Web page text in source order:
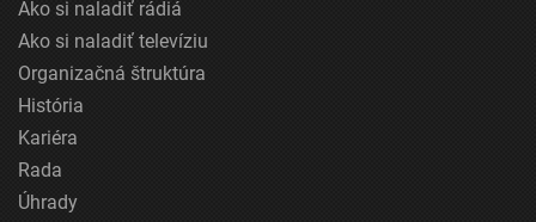
Ako si naladiť rádiá
Ako si naladiť televíziu
Organizačná štruktúra
História
Kariéra
Rada
Úhrady